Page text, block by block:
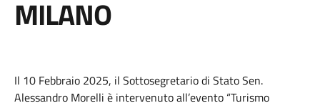
MILANO
Il 10 Febbraio 2025, il Sottosegretario di Stato Sen.
Alessandro Morelli è intervenuto all’evento “Turismo